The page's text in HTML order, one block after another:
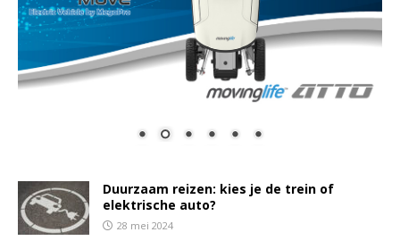
Duurzaam reizen: kies je de trein of
elektrische auto?
28 mei 2024